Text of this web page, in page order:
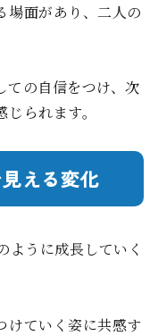
場面があり、二人の
ての自信をつけ、次
られます。
える変化
ように成長していく
けていく姿に共感す